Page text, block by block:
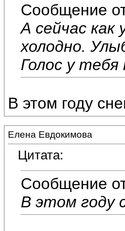
Сообщение
А сейчас как
холодно.
Голос у
В этом году
Елена Евдокимова
Цитата:
Сообщение
В этом году